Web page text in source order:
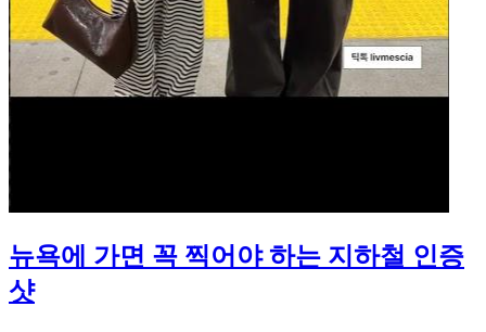
뉴욕에 가면 꼭 찍어야 하는 지하철 인증
샷